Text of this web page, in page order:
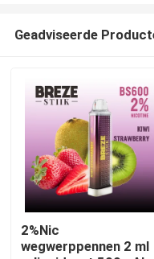
Geadviseerde
2%Nic
wegwerppennen 2 ml